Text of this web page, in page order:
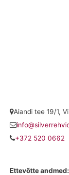
Aiandi tee 19/1,
+372 520 0662
Ettevõtte andmed: